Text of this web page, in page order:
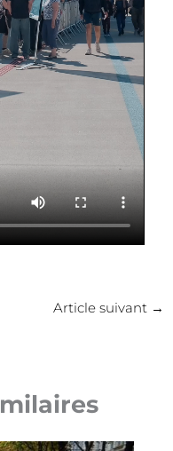
Article suivant →